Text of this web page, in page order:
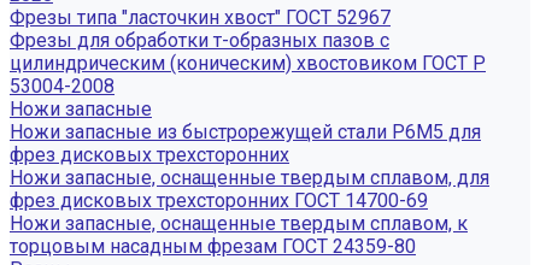
Фрезы типа "ласточкин хвост" ГОСТ 52967
Фрезы для обработки т-образных пазов с
цилиндрическим (коническим) хвостовиком ГОСТ Р
53004-2008
Ножи запасные
Ножи запасные из быстрорежущей стали Р6М5 для
фрез дисковых трехсторонних
Ножи запасные, оснащенные твердым сплавом, для
фрез дисковых трехсторонних ГОСТ 14700-69
Ножи запасные, оснащенные твердым сплавом, к
торцовым насадным фрезам ГОСТ 24359-80